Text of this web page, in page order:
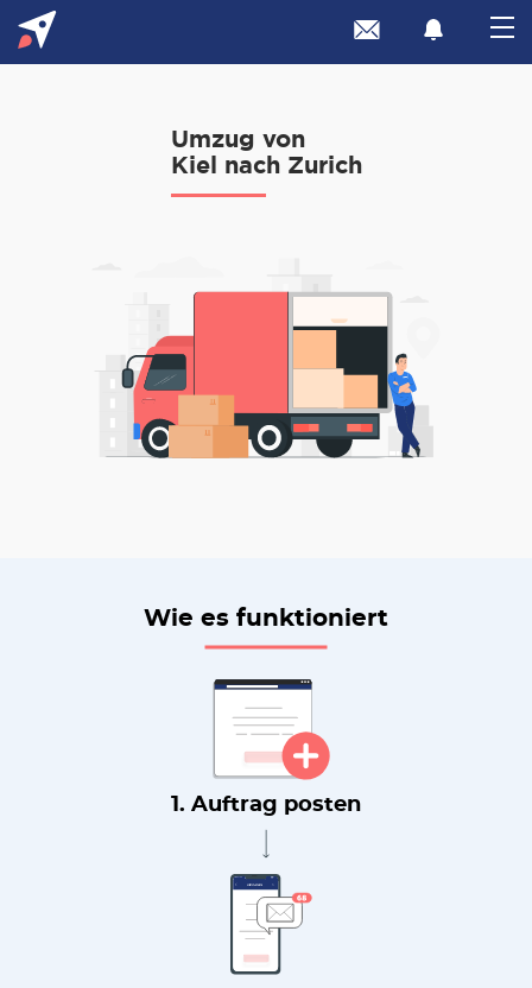
Umzug von
Kiel nach Zurich
Wie es funktioniert
1. Auftrag posten